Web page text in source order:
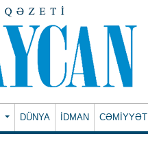
DÜNYA İDMAN CƏMİYYƏT